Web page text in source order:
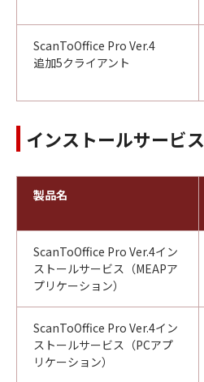
ScanToOffice Pro Ver.4
追加5クライアント
インストールサービス
製品名
ScanToOffice Pro Ver.4イン
ストールサービス（MEAPア
プリケーション）
ScanToOffice Pro Ver.4イン
ストールサービス（PCアプ
リケーション）